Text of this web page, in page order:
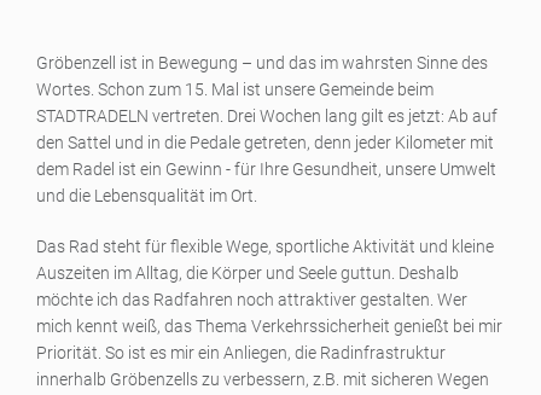
Gröbenzell ist in Bewegung – und das im wahrsten Sinne des
Wortes. Schon zum 15. Mal ist unsere Gemeinde beim
STADTRADELN vertreten. Drei Wochen lang gilt es jetzt: Ab auf
den Sattel und in die Pedale getreten, denn jeder Kilometer mit
dem Radel ist ein Gewinn - für Ihre Gesundheit, unsere Umwelt
und die Lebensqualität im Ort.
Das Rad steht für flexible Wege, sportliche Aktivität und kleine
Auszeiten im Alltag, die Körper und Seele guttun. Deshalb
möchte ich das Radfahren noch attraktiver gestalten. Wer
mich kennt weiß, das Thema Verkehrssicherheit genießt bei mir
Priorität. So ist es mir ein Anliegen, die Radinfrastruktur
innerhalb Gröbenzells zu verbessern, z.B. mit sicheren Wegen